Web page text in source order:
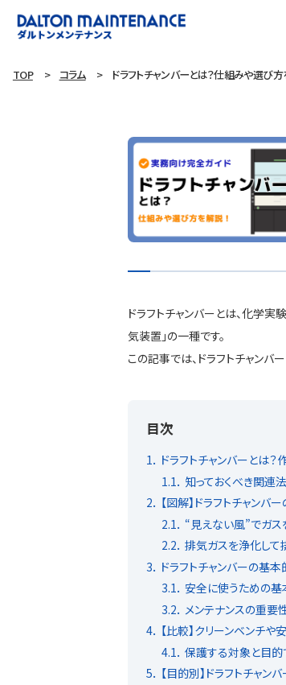
TOP コラム ドラフトチャンバーとは？仕組みや選び方
ドラフトチャンバーとは、化学
気装置」の一種です。
この記事では、ドラフトチャンバ
目次
1
ドラフトチャンバーとは
1.1
知っておくべき関連
2
【図解】ドラフトチャンバ
2.1
“見えない風”でガ
2.2 排気ガスを浄化して
3
ドラフトチャンバーの基
3.1 安全に使うための
3.2
メンテナンスの重要
4 【比較】クリーンベンチや
4.1 保護する対象と目的
5
【目的別】ドラフトチャン